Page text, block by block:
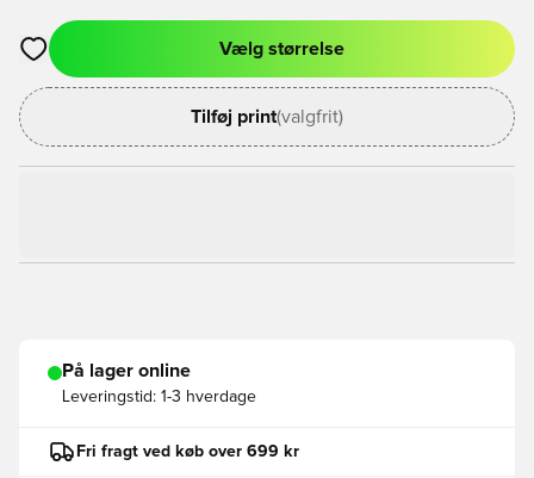
Åbner en Modal til at logge ind eller tilmelde dig som medlem
Vælg størrelse
Tilføj print(valgfrit)
På lager online
Leveringstid: 1-3 hverdage
Fri fragt ved køb over 699 kr